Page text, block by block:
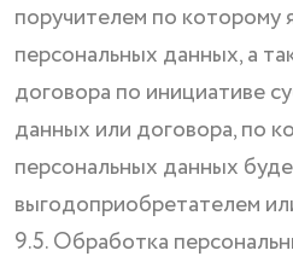
поручителем по которому
персональных данных, а
договора по инициативе
данных или договора, по
персональных данных
выгодоприобретателем
9.5. Обработка